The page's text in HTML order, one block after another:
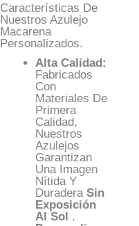
Características De
Nuestros Azulejo
Macarena
Personalizados.
Alta Calidad:
Fabricados
Con
Materiales De
Primera
Calidad,
Nuestros
Azulejos
Garantizan
Una Imagen
Nítida Y
Duradera Sin
Exposición
Al Sol .